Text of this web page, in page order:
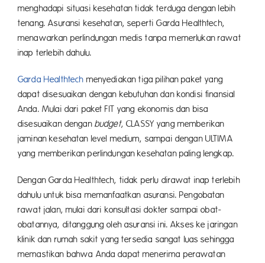
menghadapi situasi kesehatan tidak terduga dengan lebih
tenang. Asuransi kesehatan, seperti Garda Healthtech,
menawarkan perlindungan medis tanpa memerlukan rawat
inap terlebih dahulu.
Garda Healthtech menyediakan tiga pilihan paket yang
dapat disesuaikan dengan kebutuhan dan kondisi finansial
Anda. Mulai dari paket FIT yang ekonomis dan bisa
disesuaikan dengan budget, CLASSY yang memberikan
jaminan kesehatan level medium, sampai dengan ULTIMA
yang memberikan perlindungan kesehatan paling lengkap.
Dengan Garda Healthtech, tidak perlu dirawat inap terlebih
dahulu untuk bisa memanfaatkan asuransi. Pengobatan
rawat jalan, mulai dari konsultasi dokter sampai obat-
obatannya, ditanggung oleh asuransi ini. Akses ke jaringan
klinik dan rumah sakit yang tersedia sangat luas sehingga
memastikan bahwa Anda dapat menerima perawatan